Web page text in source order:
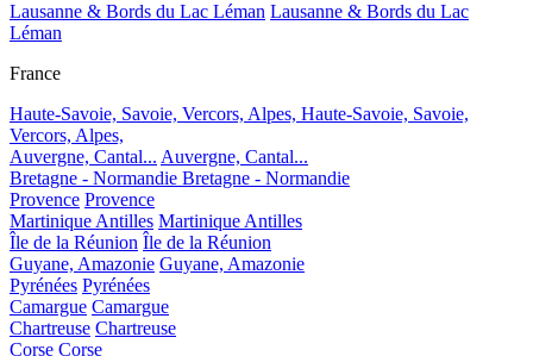
Lausanne & Bords du Lac Léman Lausanne & Bords du Lac
Léman
France
Haute-Savoie, Savoie, Vercors, Alpes, Haute-Savoie, Savoie,
Vercors, Alpes,
Auvergne, Cantal... Auvergne, Cantal...
Bretagne - Normandie Bretagne - Normandie
Provence Provence
Martinique Antilles Martinique Antilles
Île de la Réunion Île de la Réunion
Guyane, Amazonie Guyane, Amazonie
Pyrénées Pyrénées
Camargue Camargue
Chartreuse Chartreuse
Corse Corse